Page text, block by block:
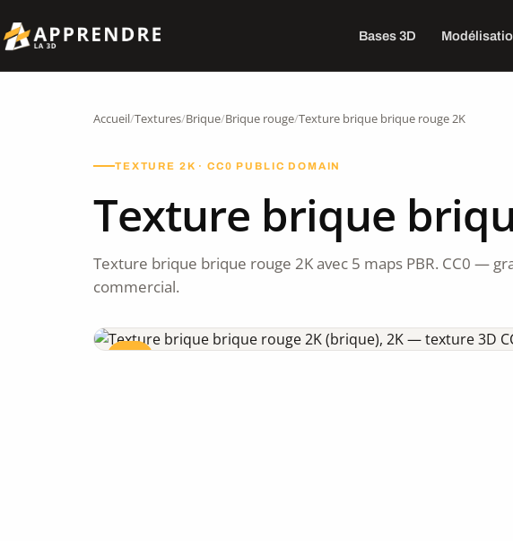
Bases 3D
Accueil/Textures/Brique/Brique rouge/Texture brique brique rouge 2K
TEXTURE 2K · CC0 PUBLIC DOMAIN
Texture brique
Texture brique brique rouge 2K avec 5 maps PBR. CC0 —
commercial.